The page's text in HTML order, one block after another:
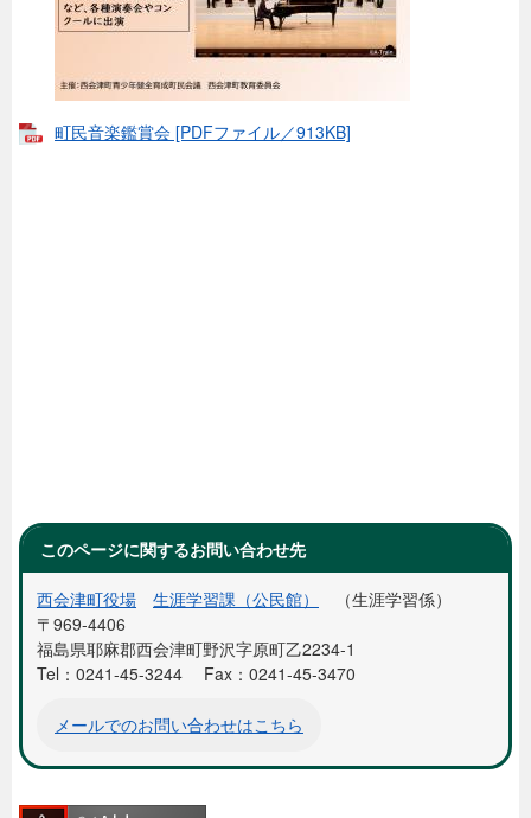
町民音楽鑑賞会 [PDFファイル／913KB]
このページに関するお問い合わせ先
西会津町役場 生涯学習課（公民館）
生涯学習係
〒969-4406
福島県耶麻郡西会津町野沢字原町乙2234-1
Tel：0241-45-3244
Fax：0241-45-3470
メールでのお問い合わせはこちら